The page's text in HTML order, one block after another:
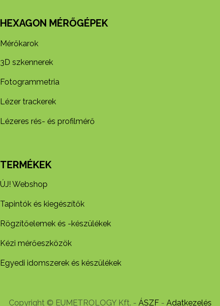
HEXAGON MÉRŐGÉPEK
Mérőkarok
3D szkennerek
Fotogrammetria
Lézer trackerek
Lézeres rés- és profilmérő
TERMÉKEK
ÚJ! Webshop
Tapintók és kiegészítők
Rögzítőelemek és -készül​ékek
Kézi mérőeszközök
Egyedi idomszerek és készülékek
Copyright © EUMETROLOGY Kft. - ÁSZF- Adatkezelés